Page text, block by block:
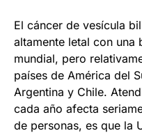
El cáncer de vesícula
altamente letal con una
mundial, pero
países de América del
Argentina y Chile.
cada año afecta
de personas, es que la